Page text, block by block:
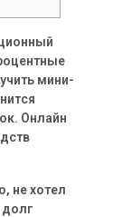
мини-
Онлайн
не хотел
долг